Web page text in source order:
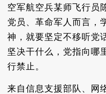
空军航空兵某师飞行员
党员、革命军人而言，
神，就要坚定不移听党
坚决干什么，党指向哪
行禁止。
来自信息支援部队、网